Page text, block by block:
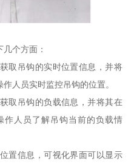
个方面：
取吊钩的实时位置信息，并将
人员实时监控吊钩的位置。
取吊钩的负载信息，并将其在
人员了解吊钩当前的负载情
置信息，可视化界面可以显示